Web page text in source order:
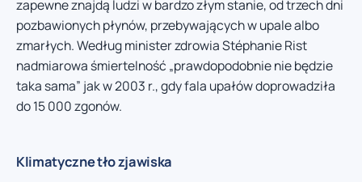
zapewne znajdą ludzi w bardzo złym stanie, od trzech dni
pozbawionych płynów, przebywających w upale albo
zmarłych. Według minister zdrowia Stéphanie Rist
nadmiarowa śmiertelność „prawdopodobnie nie będzie
taka sama” jak w 2003 r., gdy fala upałów doprowadziła
do 15 000 zgonów.
Klimatyczne tło zjawiska